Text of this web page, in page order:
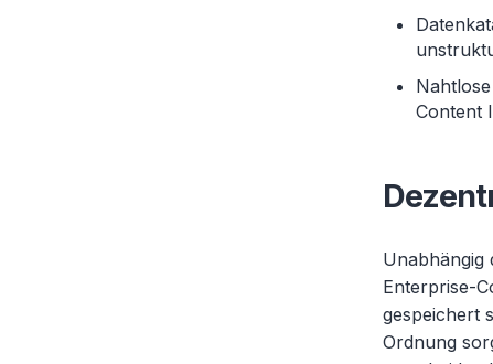
Content
Unabhängig
Enterprise-
gespeichert
Ordnung